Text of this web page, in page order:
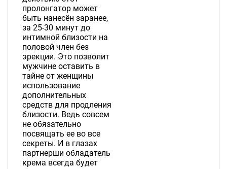
пролонгатор может
быть нанесён заранее,
за 25-30 минут до
интимной близости на
половой член без
эрекции. Это позволит
мужчине оставить в
тайне от женщины
использование
дополнительных
средств для продления
близости. Ведь совсем
не обязательно
посвящать ее во все
секреты. И в глазах
партнерши обладатель
крема всегда будет